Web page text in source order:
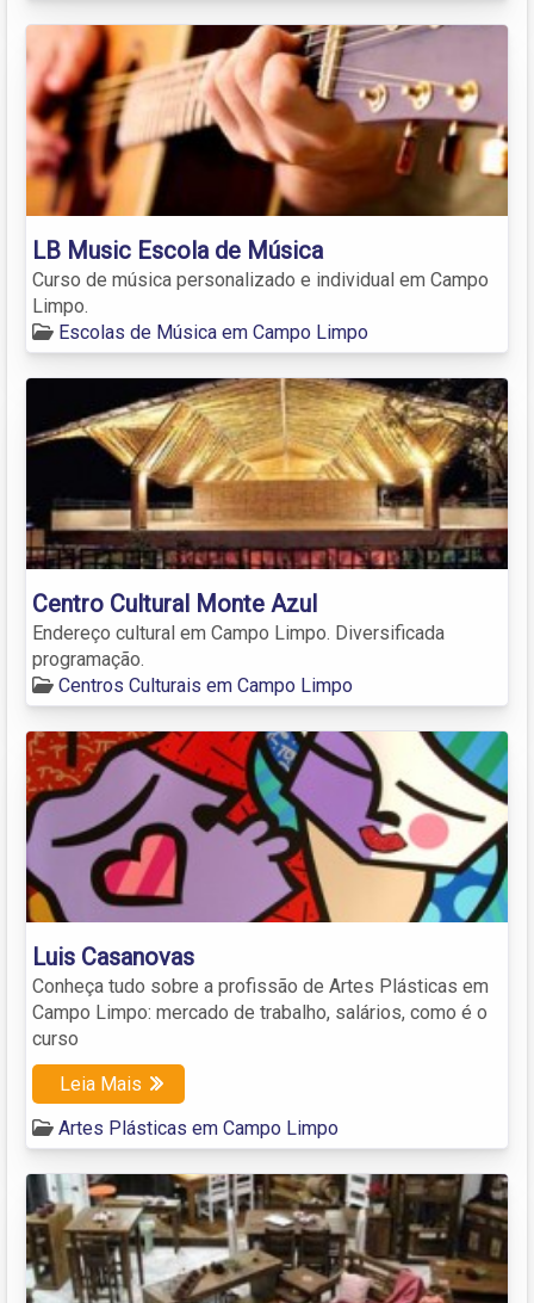
LB Music Escola de Música
Curso de música personalizado e individual em Campo
Limpo.
Escolas de Música em Campo Limpo
Centro Cultural Monte Azul
Endereço cultural em Campo Limpo. Diversificada
programação.
Centros Culturais em Campo Limpo
Luis Casanovas
Conheça tudo sobre a profissão de Artes Plásticas em
Campo Limpo: mercado de trabalho, salários, como é o
curso
Leia Mais
Artes Plásticas em Campo Limpo